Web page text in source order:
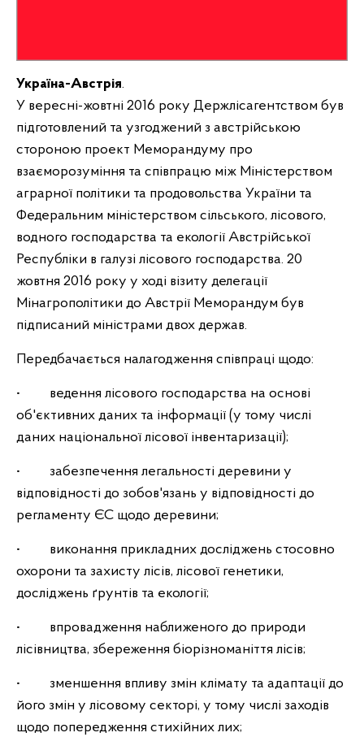
Україна-Австрія.
У вересні-жовтні 2016 року Держлісагентством був
підготовлений та узгоджений з австрійською
стороною проект Меморандуму про
взаєморозуміння та співпрацю між Міністерством
аграрної політики та продовольства України та
Федеральним міністерством сільського, лісового,
водного господарства та екології Австрійської
Республіки в галузі лісового господарства. 20
жовтня 2016 року у ході візиту делегації
Мінагрополітики до Австрії Меморандум був
підписаний міністрами двох держав.
Передбачається налагодження співпраці щодо:
• ведення лісового господарства на основі
об'єктивних даних та інформації (у тому числі
даних національної лісової інвентаризації);
• забезпечення легальності деревини у
відповідності до зобов'язань у відповідності до
регламенту ЄС щодо деревини;
• виконання прикладних досліджень стосовно
охорони та захисту лісів, лісової генетики,
досліджень ґрунтів та екології;
• впровадження наближеного до природи
лісівництва, збереження біорізноманіття лісів;
• зменшення впливу змін клімату та адаптації до
його змін у лісовому секторі, у тому числі заходів
щодо попередження стихійних лих;